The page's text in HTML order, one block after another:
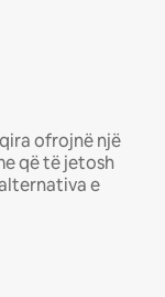
ofrojnë një
që të jetosh
e